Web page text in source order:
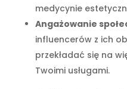
medycynie
Angażowanie
influencerów z ich
przekładać się na
Twoimi usługami.